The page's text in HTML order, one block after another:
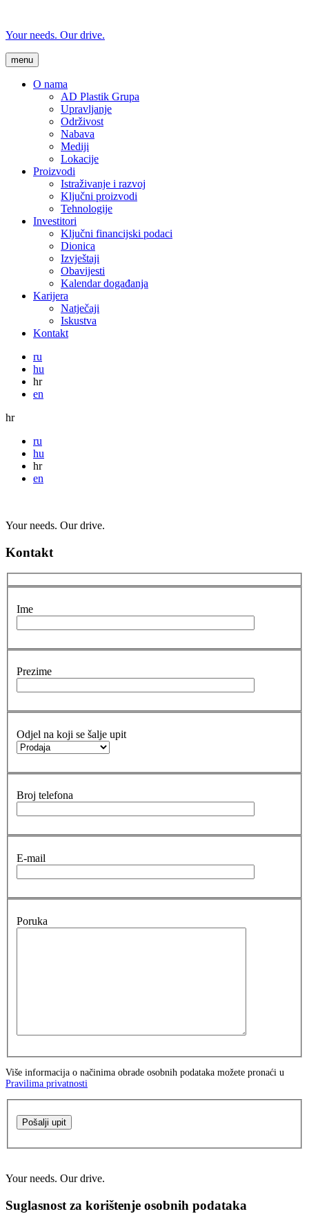
Your needs. Our drive.
menu
O nama
AD Plastik Grupa
Upravljanje
Održivost
Nabava
Mediji
Lokacije
Proizvodi
Istraživanje i razvoj
Ključni proizvodi
Tehnologije
Investitori
Ključni financijski podaci
Dionica
Izvještaji
Obavijesti
Kalendar događanja
Karijera
Natječaji
Iskustva
Kontakt
ru
hu
hr
en
hr
ru
hu
hr
en
Your needs. Our drive.
Kontakt
Ime
Prezime
Odjel na koji se šalje upit
Broj telefona
E-mail
Poruka
Više informacija o načinima obrade osobnih podataka možete pronaći u
Pravilima privatnosti
Pošalji upit
Your needs. Our drive.
Suglasnost za korištenje osobnih podataka